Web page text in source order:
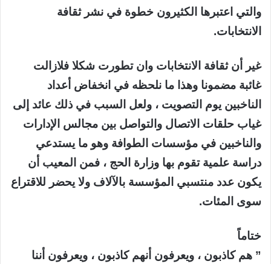
والتي اعتبرها الكثيرون خطوة في نشر ثقافة
الانتخابات.
غير أن ثقافة الانتخابات وان تطورت شكلا فلازالت
غائبة مضمونا وهذا ما نلحظه في انخفاض أعداد
الناخبين يوم التصويت ، ولعل السبب في ذلك عائد إلى
غياب حلقات الاتصال والتواصل بين مجالس الإدارات
والناخبين في مؤسسات الطوافة وهو ما يستدعي
دراسة علمية تقوم بها وزارة الحج ، فمن المعيب أن
يكون عدد منتسبي المؤسسة بالآلاف ولا يحضر للاقتراع
سوى المئات.
ختاماً
” هم كاذبون ، ويعرفون أنهم كاذبون ، ويعرفون أننا